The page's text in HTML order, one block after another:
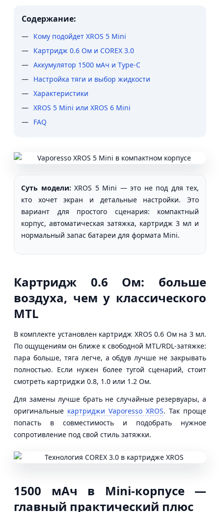
Содержание:
Кому подойдет XROS 5 Mini
Картридж 0.6 Ом и COREX 3.0
Аккумулятор 1500 мАч и Type-C
Настройка тяги и выбор жидкости
Характеристики
XROS 5 Mini или XROS 6 Mini
FAQ
Суть модели: XROS 5 Mini — это не под для тех,
кто хочет экран и детальные настройки. Это
вариант для простого сценария: компактный
корпус, автоматическая затяжка, картридж 3 мл и
нормальный запас батареи для формата Mini.
Картридж 0.6 Ом: больше
воздуха, чем у классического
MTL
В комплекте установлен картридж XROS 0.6 Ом на 3 мл.
По ощущениям он ближе к свободной MTL/RDL-затяжке:
пара больше, тяга легче, а обдув лучше не закрывать
полностью. Если нужен более тугой сценарий, стоит
смотреть картриджи 0.8, 1.0 или 1.2 Ом.
Для замены лучше брать не случайные резервуары, а
оригинальные картриджи Vaporesso XROS. Так проще
попасть в совместимость и подобрать нужное
сопротивление под свой стиль затяжки.
1500 мАч в Mini-корпусе —
главный практический плюс